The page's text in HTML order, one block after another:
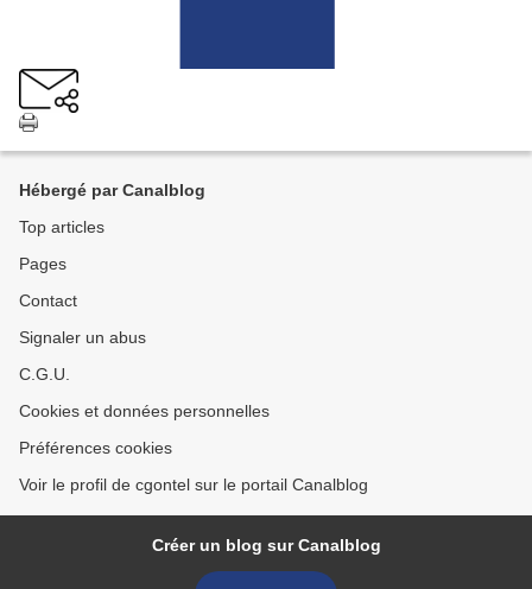
Hébergé par Canalblog
Top articles
Pages
Contact
Signaler un abus
C.G.U.
Cookies et données personnelles
Préférences cookies
Voir le profil de cgontel sur le portail Canalblog
Créer un blog sur Canalblog